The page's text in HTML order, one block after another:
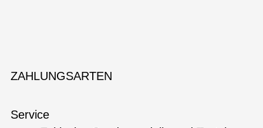
ZAHLUNGSARTEN
Service